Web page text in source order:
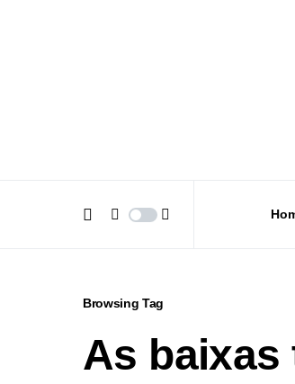
Browsing Tag
As baixas